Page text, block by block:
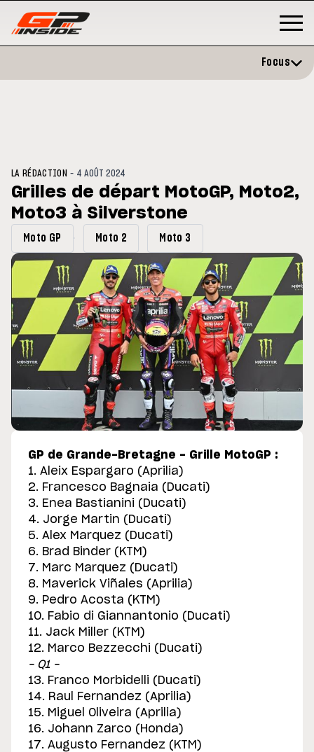
du GP de Grande-
MOTO GP
retour en septembre
Focus
LA RÉDACTION - 4 AOÛT 2024
Grilles de départ MotoGP, Moto2,
Moto3 à Silverstone
Moto GP Moto 2 Moto 3
GP de Grande-Bretagne - Grille MotoGP :
1. Aleix Espargaro (Aprilia)
2. Francesco Bagnaia (Ducati)
3. Enea Bastianini (Ducati)
4. Jorge Martin (Ducati)
5. Alex Marquez (Ducati)
6. Brad Binder (KTM)
7. Marc Marquez (Ducati)
8. Maverick Viñales (Aprilia)
9. Pedro Acosta (KTM)
10. Fabio di Giannantonio (Ducati)
11. Jack Miller (KTM)
12. Marco Bezzecchi (Ducati)
– Q1 –
13. Franco Morbidelli (Ducati)
14. Raul Fernandez (Aprilia)
15. Miguel Oliveira (Aprilia)
16. Johann Zarco (Honda)
17. Augusto Fernandez (KTM)